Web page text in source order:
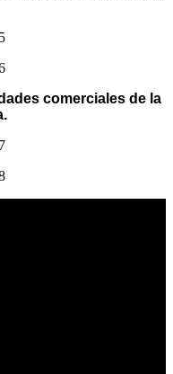
comerciales de la